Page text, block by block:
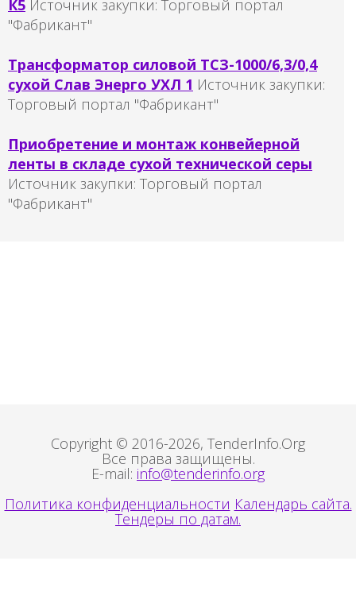
К5 Источник закупки: Торговый портал
"Фабрикант"
Трансформатор силовой ТСЗ-1000/6,3/0,4
сухой Слав Энерго УХЛ 1 Источник закупки:
Торговый портал "Фабрикант"
Приобретение и монтаж конвейерной
ленты в складе сухой технической серы
Источник закупки: Торговый портал
"Фабрикант"
Copyright © 2016-2026, TenderInfo.Org
Все права защищены.
E-mail: info@tenderinfo.org
Политика конфиденциальности Календарь сайта.
Тендеры по датам.